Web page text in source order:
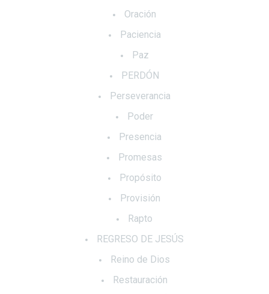
Oración
Paciencia
Paz
PERDÓN
Perseverancia
Poder
Presencia
Promesas
Propósito
Provisión
Rapto
REGRESO DE JESÚS
Reino de Dios
Restauración